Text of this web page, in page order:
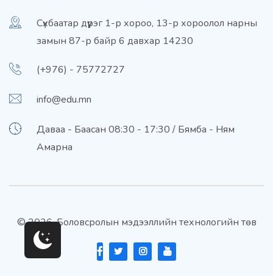
Сүхбаатар дүүрэг 1-р хороо, 13-р хороолол нарны
замын 87-р байр 6 давхар 14230
(+976) - 75772727
info@edu.mn
Даваа - Баасан 08:30 - 17:30 / Бямба - Ням
Амарна
© 2026. Боловсролын мэдээллийн технологийн төв